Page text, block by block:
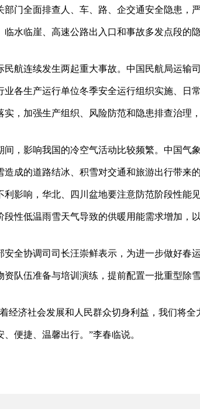
部门全面排查人、车、路、企交通安全隐患，
临水临崖、高速公路出入口和事故多发点段的隐
民航连续发生两起重大事故。中国民航局运输
业各生产运行单位冬季安全运行组织实施、日
实，加强生产组织、风险防范和隐患排查治理
间，影响我国的冷空气活动比较频繁。中国气
造成的道路结冰、积雪对交通和旅游出行带来
利影响，华北、四川盆地要注意防范阶段性能
段性低温雨雪天气导致的供暖用能需求增加，
安全协调司司长汪崇鲜表示，为进一步做好春
资队伍准备与培训演练，提前配置一批重型除
经济社会发展和人民群众切身利益，我们将
、便捷、温馨出行。”李春临说。